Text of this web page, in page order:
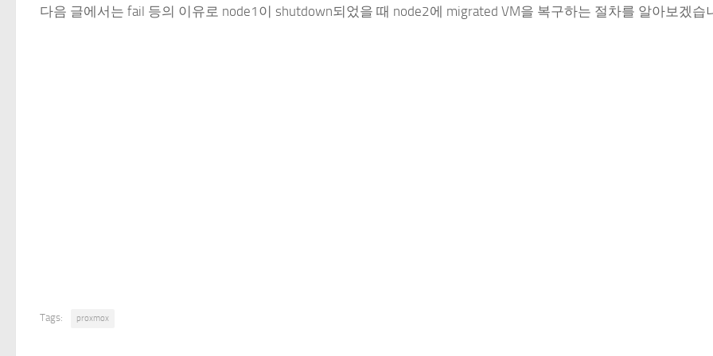
다음 글에서는 fail 등의 이유로 node1이 shutdown되었을 때 node2에 migrated VM을 복구하는 절차를 알아보겠습
Tags: proxmox